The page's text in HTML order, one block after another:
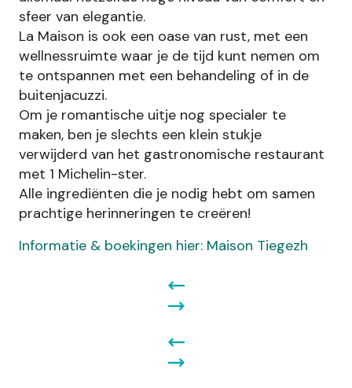
sfeer van elegantie.
La Maison is ook een oase van rust, met een
wellnessruimte waar je de tijd kunt nemen om
te ontspannen met een behandeling of in de
buitenjacuzzi.
Om je romantische uitje nog specialer te
maken, ben je slechts een klein stukje
verwijderd van het gastronomische restaurant
met 1 Michelin-ster.
Alle ingrediënten die je nodig hebt om samen
prachtige herinneringen te creëren!
Informatie & boekingen hier: Maison Tiegezh